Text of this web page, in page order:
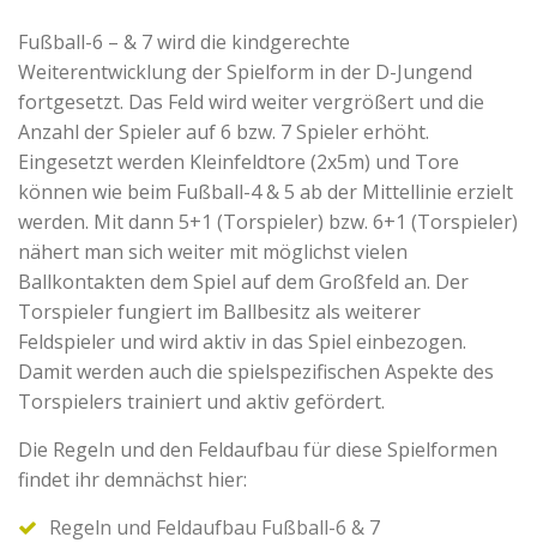
Fußball-6 – & 7 wird die kindgerechte
Weiterentwicklung der Spielform in der D-Jungend
fortgesetzt. Das Feld wird weiter vergrößert und die
Anzahl der Spieler auf 6 bzw. 7 Spieler erhöht.
Eingesetzt werden Kleinfeldtore (2x5m) und Tore
können wie beim Fußball-4 & 5 ab der Mittellinie erzielt
werden. Mit dann 5+1 (Torspieler) bzw. 6+1 (Torspieler)
nähert man sich weiter mit möglichst vielen
Ballkontakten dem Spiel auf dem Großfeld an. Der
Torspieler fungiert im Ballbesitz als weiterer
Feldspieler und wird aktiv in das Spiel einbezogen.
Damit werden auch die spielspezifischen Aspekte des
Torspielers trainiert und aktiv gefördert.
Die Regeln und den Feldaufbau für diese Spielformen
findet ihr demnächst hier:
Regeln und Feldaufbau Fußball-6 & 7